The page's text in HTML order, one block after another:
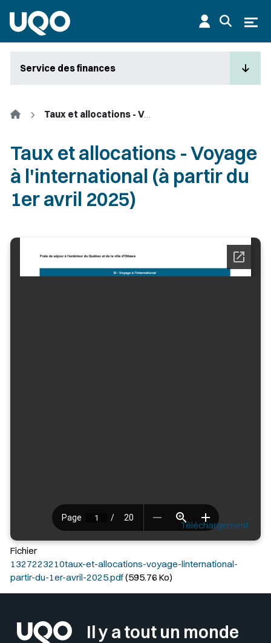
Service des finances
Accueil Taux et allocations - Voyage à l'international (à partir du 1er avril 2025)
Taux et allocations - Voyage
à l'international (à partir du
1er avril 2025)
Téléchargement
Fichier
1327223210taux-et-allocations-voyage-linternational-
partir-du-1er-avril-2025.pdf(595.76 Ko)
Il y a tout un monde